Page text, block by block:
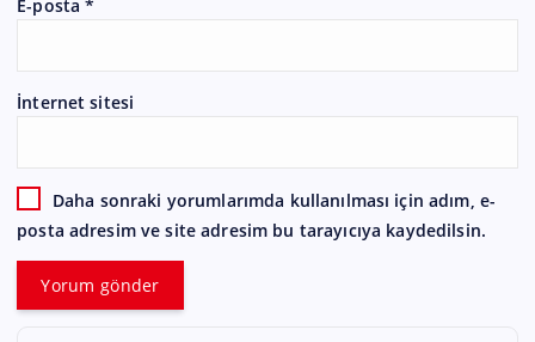
E-posta*
İnternet sitesi
Daha sonraki yorumlarımda kullanılması için adım, e-
posta adresim ve site adresim bu tarayıcıya kaydedilsin.